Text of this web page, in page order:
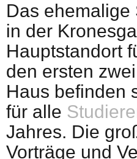
Das
in der
Hauptstandort
den ersten
Haus befinden
für alle
Jahres. Die
Vorträge und